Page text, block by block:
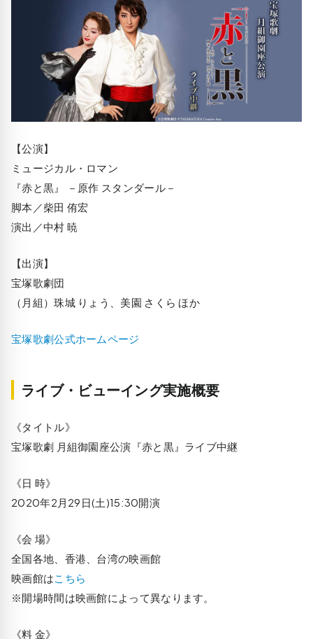
【公演】
ミュージカル・ロマン
『赤と黒』 －原作 スタンダール－
脚本／柴田 侑宏
演出／中村 暁
【出演】
宝塚歌劇団
（月組）珠城 りょう、美園 さくら ほか
宝塚歌劇公式ホームページ
ライブ・ビューイング実施概要
《タイトル》
宝塚歌劇 月組御園座公演『赤と黒』ライブ中継
《日 時》
2020年2月29日(土)15:30開演
《会 場》
全国各地、香港、台湾の映画館
映画館はこちら
※開場時間は映画館によって異なります。
《料 金》